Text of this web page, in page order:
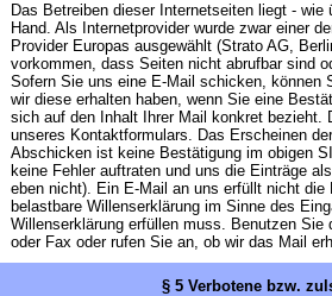
Das Betreiben dieser Internetseiten liegt -
Hand. Als Internetprovider wurde zwar einer
Provider Europas ausgewählt (Strato AG,
vorkommen, dass Seiten nicht abrufbar sind
Sofern Sie uns eine E-Mail schicken, können
wir diese erhalten haben, wenn Sie eine
sich auf den Inhalt Ihrer Mail konkret bezieht.
unseres Kontaktformulars. Das Erscheinen
Abschicken ist keine Bestätigung im obigen
keine Fehler auftraten und uns die Einträge
eben nicht). Ein E-Mail an uns erfüllt nicht
belastbare Willenserklärung im Sinne des
Willenserklärung erfüllen muss. Benutzen
oder Fax oder rufen Sie an, ob wir das Mail
§ 5 Verbotene bzw.